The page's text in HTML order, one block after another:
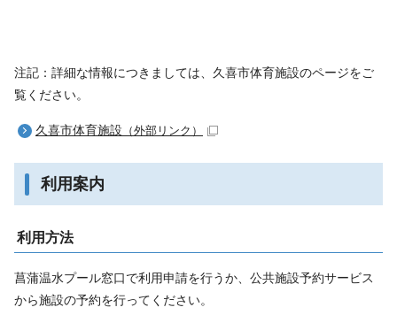
注記：詳細な情報につきましては、久喜市体育施設のページをご
覧ください。
久喜市体育施設 （外部リンク）
利用案内
利用方法
菖蒲温水プール窓口で利用申請を行うか、公共施設予約サービス
から施設の予約を行ってください。